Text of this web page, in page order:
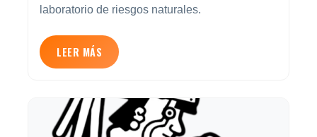
laboratorio de riesgos naturales.
LEER MÁS